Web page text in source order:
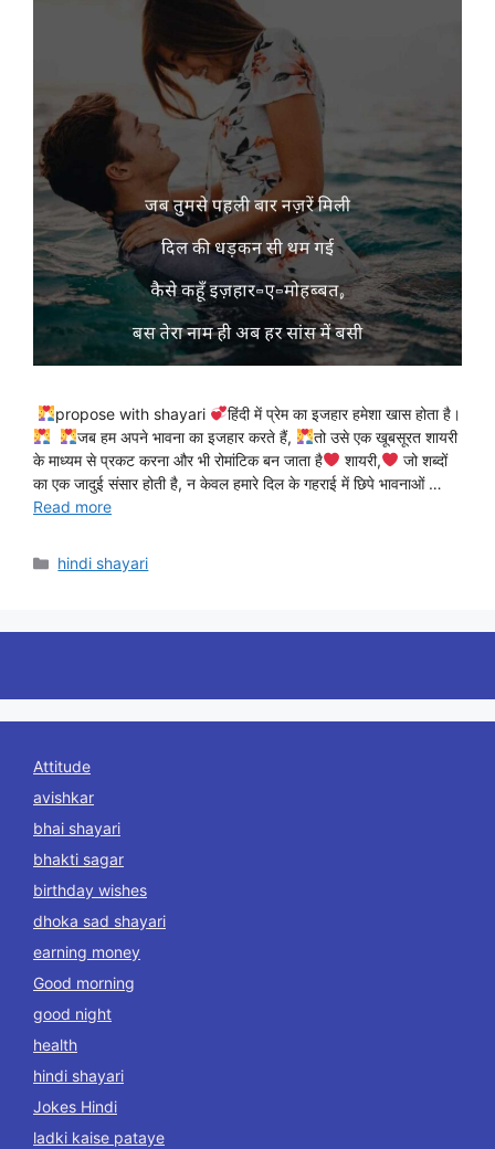
propose with shayari
हिंदी में प्रेम का इजहार हमेशा खास होता है।
जब हम अपने भावना का इजहार करते हैं,
तो उसे एक खूबसूरत शायरी
के माध्यम से प्रकट करना और भी रोमांटिक बन जाता है
शायरी,
जो शब्दों
का एक जादुई संसार होती है, न केवल हमारे दिल के गहराई में छिपे भावनाओं …
Read more
Categories
hindi shayari
Attitude
avishkar
bhai shayari
bhakti sagar
birthday wishes
dhoka sad shayari
earning money
Good morning
good night
health
hindi shayari
Jokes Hindi
ladki kaise pataye